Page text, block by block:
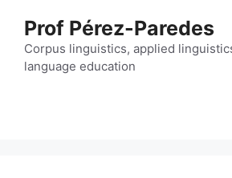
content
Prof Pérez-Paredes
Corpus linguistics, applied
language education